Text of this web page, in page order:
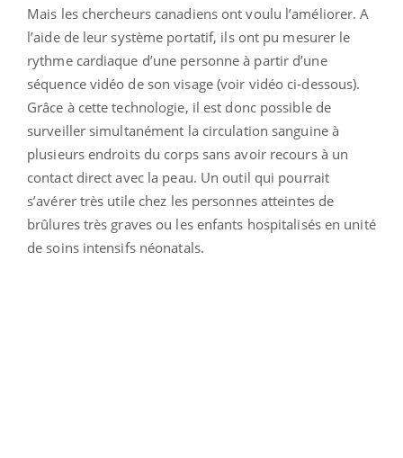
Mais les chercheurs canadiens ont voulu l’améliorer. A
l’aide de leur système portatif, ils ont pu mesurer le
rythme cardiaque d’une personne à partir d’une
séquence vidéo de son visage (voir vidéo ci-dessous).
Grâce à cette technologie, il est donc possible de
surveiller simultanément la circulation sanguine à
plusieurs endroits du corps sans avoir recours à un
contact direct avec la peau. Un outil qui pourrait
s’avérer très utile chez les personnes atteintes de
brûlures très graves ou les enfants hospitalisés en unité
de soins intensifs néonatals.